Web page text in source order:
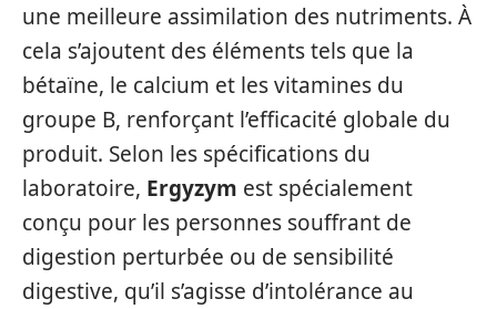
une meilleure assimilation des nutriments. À
cela s’ajoutent des éléments tels que la
bétaïne, le calcium et les vitamines du
groupe B, renforçant l’efficacité globale du
produit. Selon les spécifications du
laboratoire, Ergyzym est spécialement
conçu pour les personnes souffrant de
digestion perturbée ou de sensibilité
digestive, qu’il s’agisse d’intolérance au